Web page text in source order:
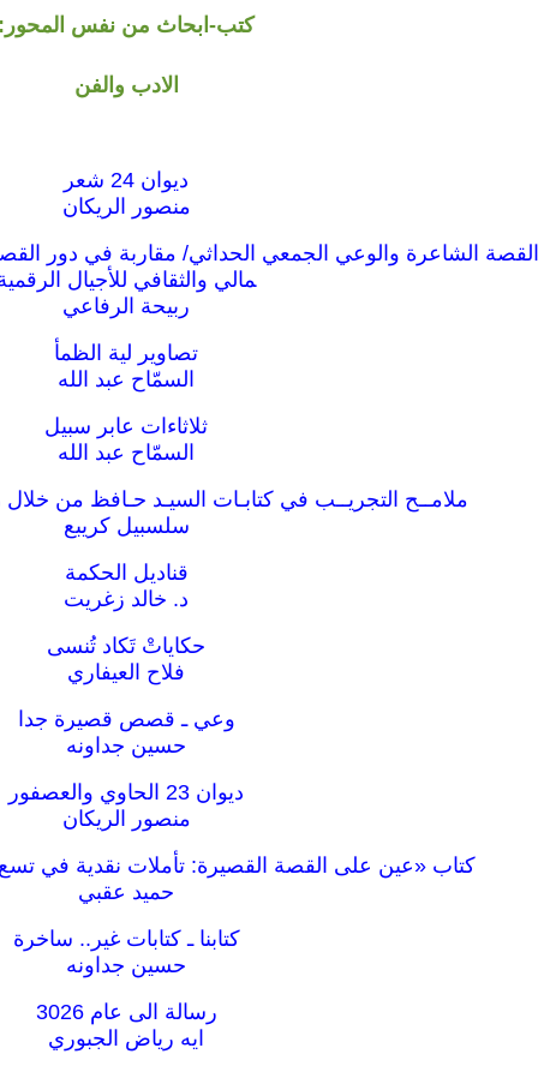
كتب-ابحاث من نفس المحور:
الادب والفن
ديوان 24 شعر
منصور الريكان
القصة الشاعرة والوعي الجمعي الحداثي/ مقاربة في دور
مالي والثقافي للأجيال
ربيحة الرفاعي
تصاوير لية الظمأ
السمّاح عبد الله
ثلاثاءات عابر سبيل
السمّاح عبد الله
ملامــح التجريــب في كتابـات السيـد حـافظ من
سلسبيل كريبع
قناديل الحكمة
د. خالد زغريت
حكاياتْ تَكاد تُنسى
فلاح العيفاري
وعي ـ قصص قصيرة جدا
حسين جداونه
ديوان 23 الحاوي والعصفور
منصور الريكان
كتاب «عين على القصة القصيرة: تأملات نقدية في
حميد عقبي
كتابنا ـ كتابات غير.. ساخرة
حسين جداونه
رسالة الى عام 3026
ايه رياض الجبوري